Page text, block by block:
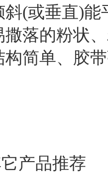
(或垂直)能
撒落的粉状
构简单、胶
它产品推荐